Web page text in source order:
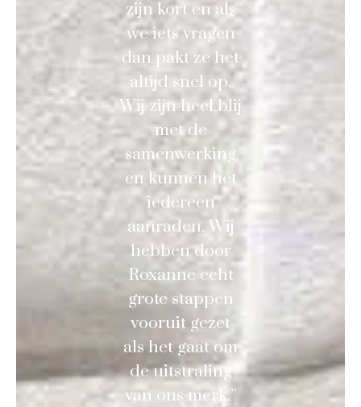
zijn kort en als
we iets vragen
dan pakt ze het
altijd snel op.
Wij zijn heel blij
met de
samenwerking
en kunnen het
iedereen
aanraden. Wij
hebben door
Roxanne echt
grote stappen
vooruit gezet
als het gaat om
de uitstraling
van ons merk.”